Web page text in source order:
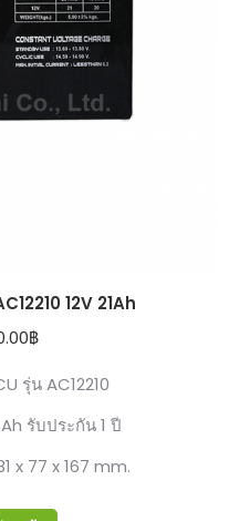
12V 21Ah
฿
รุ่น AC12210
รับประกัน 1 ปี
x 77 x 167 mm.